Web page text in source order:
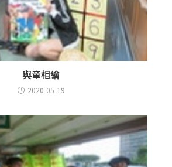
與童相繪
2020-05-19